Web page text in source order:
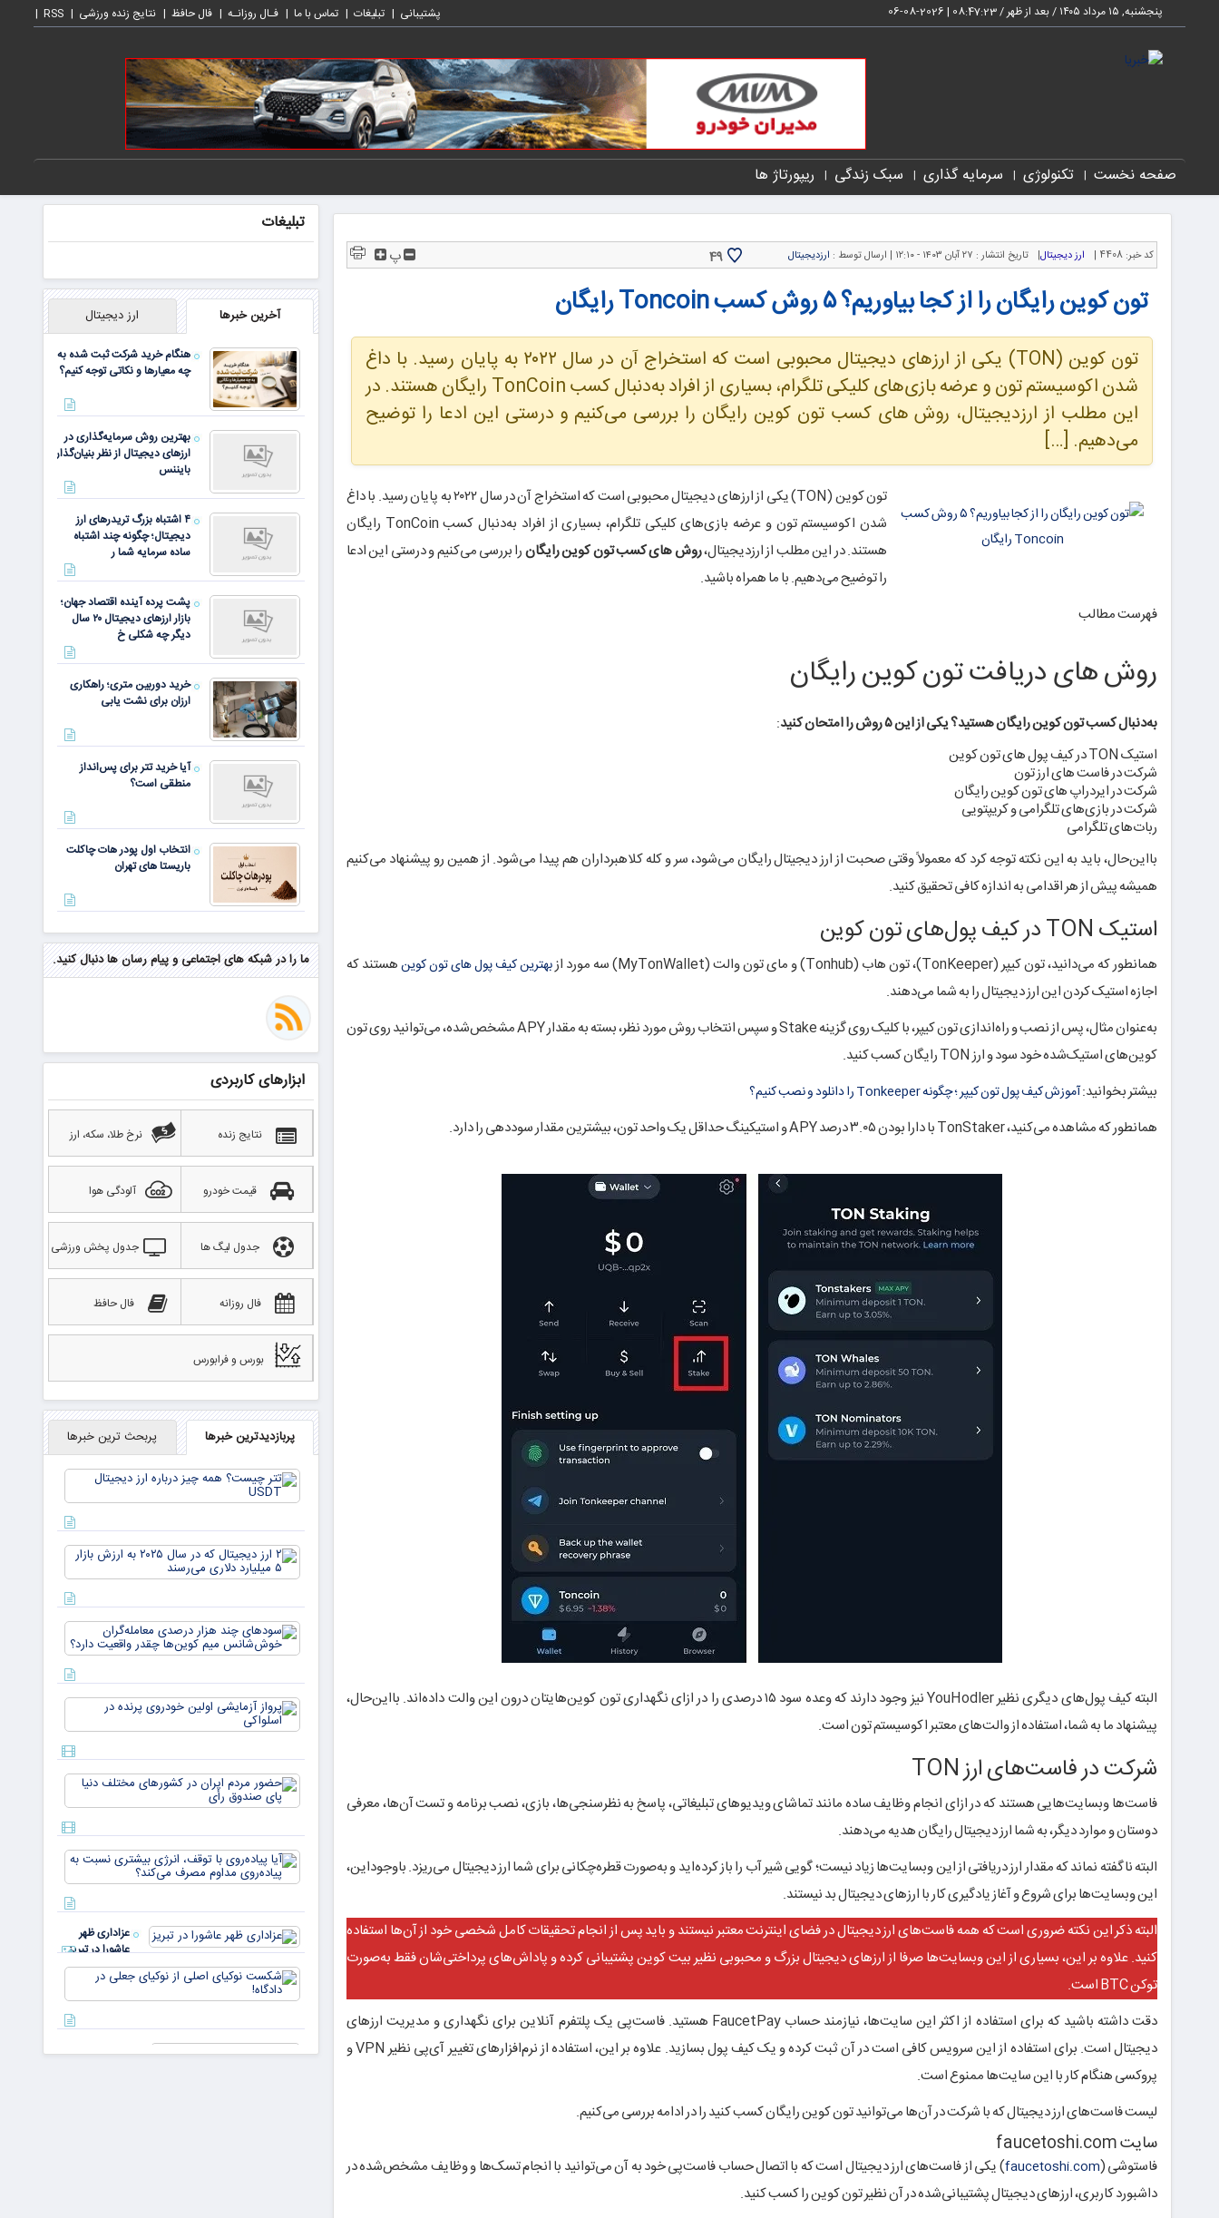
پنجشنبه, ۱۵ مرداد ۱۴۰۵ / بعد از ظهر / 08:47:24
|
2026-08-06 پشتیبانی تبلیغات تماس با ما فـال روزانـه فال حافظ نتایج زنده ورزشی RSS
صفحه نخست تکنولوژی سرمایه گذاری سبک زندگی ریپورتاژ ها
کد خبر: 4408 | ارز دیجیتال| تاریخ انتشار : ۲۷ آبان ۱۴۰۳ - ۱۲:۱۰ | ارسال توسط : ارزدیجیتال 49 پ
تون کوین رایگان را از کجا بیاوریم؟ ۵ روش کسب Toncoin رایگان
تون کوین (TON) یکی از ارزهای دیجیتال محبوبی است که استخراج آن در سال ۲۰۲۲ به پایان رسید. با داغ
شدن اکوسیستم تون و عرضه بازی‌های کلیکی تلگرام، بسیاری از افراد به‌دنبال کسب TonCoin رایگان هستند. در
این مطلب از ارزدیجیتال، روش های کسب تون کوین رایگان را بررسی می‌کنیم و درستی این ادعا را توضیح
می‌دهیم. […]
تون کوین (TON) یکی از ارزهای دیجیتال محبوبی است که استخراج آن در سال ۲۰۲۲ به پایان رسید. با داغ
شدن اکوسیستم تون و عرضه بازی‌های کلیکی تلگرام، بسیاری از افراد به‌دنبال کسب TonCoin رایگان
هستند. در این مطلب از ارزدیجیتال،روش های کسب تون کوین رایگانرا بررسی می‌کنیم و درستی این ادعا
را توضیح می‌دهیم. با ما همراه باشید.
فهرست مطالب
روش های دریافت تون کوین رایگان
به‌دنبال کسب تون کوین رایگان هستید؟ یکی از این ۵ روش را امتحان کنید
:
استیک TON در کیف پول های تون کوین
شرکت در فاست های ارز تون
شرکت در ایردراپ های تون کوین رایگان
شرکت در بازی‌های تلگرامی و کریپتویی
ربات‌های تلگرامی
بااین‌حال، باید به این نکته توجه کرد که معمولاً وقتی صحبت از ارز دیجیتال رایگان می‌شود، سر و کله کلاهبرداران هم پیدا می‌شود. از همین رو پیشنهاد می‌کنیم
همیشه پیش از هر اقدامی به اندازه کافی تحقیق کنید.
استیک TON در کیف پول‌های تون کوین
همانطور که می‌دانید، تون کیپر (TonKeeper)، تون هاب (Tonhub) و مای تون والت (MyTonWallet) سه مورد از بهترین کیف پول های تون کوینهستند که
اجازه استیک کردن این ارز دیجیتال را به شما می‌دهند.
به‌عنوان مثال، پس از نصب و راه‌اندازی تون کیپر، با کلیک روی گزینه Stake و سپس انتخاب روش مورد نظر، بسته به مقدار APY مشخص‌شده، می‌توانید روی تون
کوین‌های استیک‌شده خود سود و ارز TON رایگان کسب کنید.
بیشتر بخوانید:آموزش کیف پول تون کیپر ؛ چگونه Tonkeeper را دانلود و نصب کنیم؟
همانطور که مشاهده می‌کنید، TonStaker با دارا بودن ۳.۰۵ درصد APY و استیکینگ حداقل یک واحد تون، بیشترین مقدار سوددهی را دارد.
البته کیف پول‌های دیگری نظیر YouHodler نیز وجود دارند که وعده سود ۱۵ درصدی را در ازای نگهداری تون کوین‌هایتان درون این والت داده‌اند. بااین‌حال،
پیشنهاد ما به شما، استفاده از والت‌های معتبر اکوسیستم تون است.
شرکت در فاست‌های ارز TON
فاست‌ها وبسایت‌هایی هستند که در ازای انجام وظایف ساده مانند تماشای ویدیوهای تبلیغاتی، پاسخ به نظرسنجی‌ها، بازی، نصب برنامه و تست آن‌ها، معرفی
دوستان و موارد دیگر، به شما ارز دیجیتال رایگان هدیه می‌دهند.
البته ناگفته نماند که مقدار ارز دریافتی از این وبسایت‌ها زیاد نیست؛ گویی شیر آب را باز کرده‌اید و به‌صورت قطره‌چکانی برای شما ارز دیجیتال می‌ریزد. باوجوداین،
این وبسایت‌ها برای شروع و آغاز یادگیری کار با ارزهای دیجیتال بد نیستند.
البته ذکر این نکته ضروری است که همه فاست‌های ارز دیجیتال در فضای اینترنت معتبر نیستند و باید پس از انجام تحقیقات کامل شخصی خود از آن‌ها استفاده
کنید. علاوه بر این، بسیاری از این وبسایت‌ها صرفا از ارزهای دیجیتال بزرگ و محبوبی نظیر بیت کوین پشتیبانی کرده و پاداش‌های پرداختی‌شان فقط به‌صورت
توکن BTC است.
دقت داشته باشید که برای استفاده از اکثر این سایت‌ها، نیازمند حساب FaucetPay هستید. فاست‌پی یک پلتفرم آنلاین برای نگهداری و مدیریت ارزهای
دیجیتال است. برای استفاده از این سرویس کافی است در آن ثبت کرده و یک کیف پول بسازید. علاوه بر این، استفاده از نرم‌افزارهای تغییر آی‌پی نظیر VPN و
پروکسی هنگام کار با این سایت‌ها ممنوع است.
لیست فاست‌های ارز دیجیتال که با شرکت در آن‌ها می‌توانید تون کوین رایگان کسب کنید را در ادامه بررسی می‌کنیم.
سایت faucetoshi.com
فاستوشی (faucetoshi.com) یکی از فاست‌های ارز دیجیتال است که با اتصال حساب فاست‌پی خود به آن می‌توانید با انجام تسک‌ها و وظایف مشخص‌شده در
داشبورد کاربری، ارزهای دیجیتال پشتیبانی‌شده در آن نظیر تون کوین را کسب کنید.
تبلیغات
آخرین خبرها ارز دیجیتال
هنگام خرید شرکت ثبت شده به
چه معیارها و نکاتی توجه کنیم؟
بهترین روش سرمایه‌گذاری در
ارزهای دیجیتال از نظر بنیان‌گذار
بایننس
۴ اشتباه بزرگ تریدرهای ارز
دیجیتال؛ چگونه چند اشتباه
ساده سرمایه شما ر
پشت پرده آینده اقتصاد جهان؛
بازار ارزهای دیجیتال ۲۰ سال
دیگر چه شکلی خ
خرید دوربین متری؛ راهکاری
ارزان برای نشت یابی
آیا خرید تتر برای پس‌انداز
منطقی است؟
انتخاب اول پودر هات چاکلت
باریستا های تهران
مهم‌ترین مهارت برای موفقیت از
نگاه وارن بافت و جف بزوس
منتظر سقوط قی
بهترین صرافی ارز دیجیتال
خارجی بدون تحریم را بشناسید؛
آپدیت ۲۰۲۶
ما را در شبکه های اجتماعی و پیام رسان ها دنبال کنید.
ابزارهای کاربردی
نتایج زنده نرخ طلا، سکه، ارز
قیمت خودرو آلودگی هوا
جدول لیگ ها جدول پخش ورزشی
فال روزانه فال حافظ
بورس و فرابورس
پربازدیدترین خبرها پربحث ترین خبرها
عزاداری ظهر
عاشورا در تبریز
دادگاه!
پیش دیابت را